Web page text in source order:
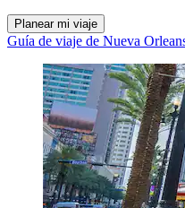
Planear mi viaje
Guía de viaje de Nueva